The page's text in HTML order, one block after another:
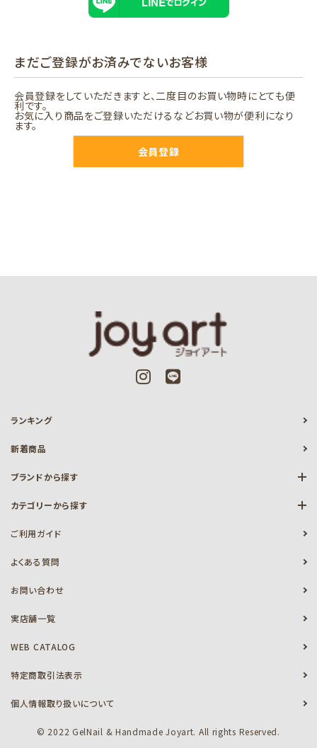
まだご登録がお済みでないお客様
会員登録をしていただきますと、二度目のお買い物時にとても便
利です。
お気に入り商品をご登録いただけるなどお買い物が便利になり
ます。
会員登録
ランキング
新着商品
ブランドから探す
カテゴリーから探す
ご利用ガイド
よくある質問
お問い合わせ
実店舗一覧
WEB CATALOG
特定商取引法表示
個人情報取り扱いについて
© 2022 GelNail & Handmade Joyart. All rights Reserved.